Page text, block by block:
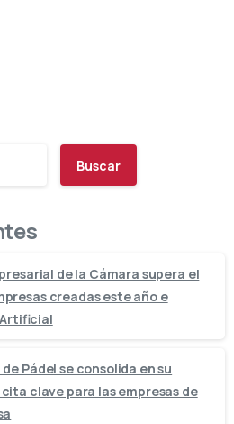
Buscar
de la Cámara supera el
creadas este año e
Pádel se consolida en su
clave para las empresas de